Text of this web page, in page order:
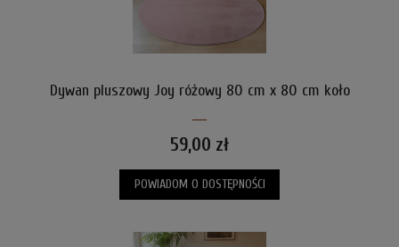
Dywan pluszowy Joy różowy 80 cm x 80 cm koło
59,00 zł
POWIADOM O DOSTĘPNOŚCI